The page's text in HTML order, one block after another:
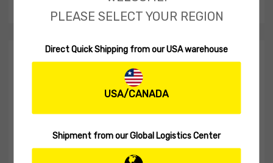
Déja A. Craw !
06/17/2012
plaisir avec les quelques échantillons que nous avons à
disposition. Jusqu'à présent tous nos tests ont été réalisés
sur du bass, il est clair que ce produit a été [...]
PLEASE SELECT YOUR REGION
Direct Quick Shipping from our USA warehouse
USA/CANADA
Shipment from our Global Logistics Center